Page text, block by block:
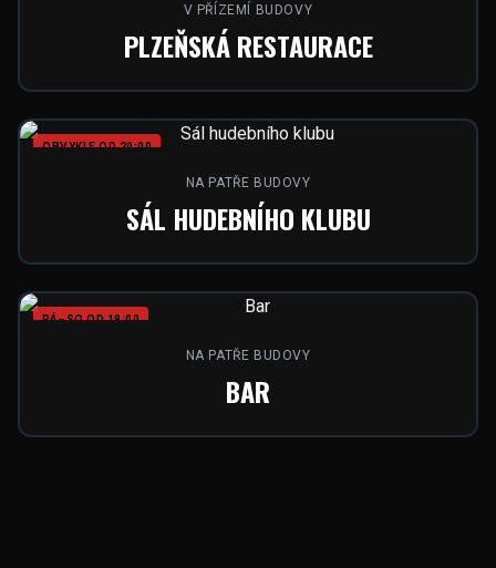
V PŘÍZEMÍ BUDOVY
PLZEŇSKÁ RESTAURACE
OBVYKLE OD 20:00
NA PATŘE BUDOVY
SÁL HUDEBNÍHO KLUBU
PÁ–SO OD 19:00
NA PATŘE BUDOVY
BAR